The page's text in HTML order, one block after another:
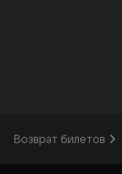
Возврат билетов